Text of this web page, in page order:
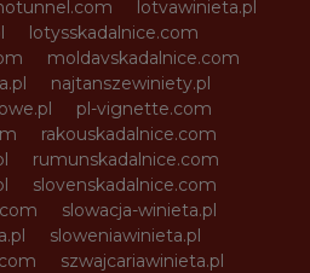
lotvawinieta.pl
lotysskadalnice.com
moldavskadalnice.com
najtanszewiniety.pl
pl-vignette.com
rakouskadalnice.com
rumunskadalnice.com
slovenskadalnice.com
slowacja-winieta.pl
sloweniawinieta.pl
szwajcariawinieta.pl